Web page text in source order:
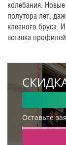
колебания.
полутора лет,
клееного бруса.
вставка
Оставьте